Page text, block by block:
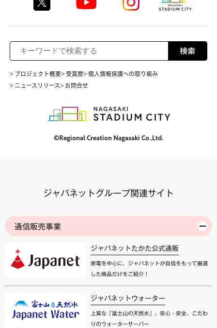
検索
> プロジェクト概要> 受賞歴> 個人情報保護への取り組み
> ニュースリリース> お問合せ
©Regional Creation Nagasaki Co.,Ltd.
ジャパネットグループ関連サイト
通信販売事業
ジャパネットたかた公式通販
家電を中心に、ジャパネットが自信をもって厳選
した商品だけをご紹介！
ジャパネットウォーター
上質な「富士山の天然水」。安心・安全、こだわ
りのウォーターサーバー